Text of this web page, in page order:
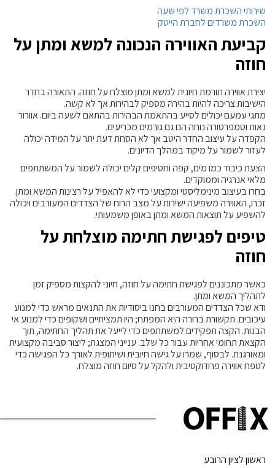
שירותי השכרת משרד לפי שעה
השכרת משרדים לחברת הייטק
קביעת האווירה הנכונה למשא ומתן על
חוזה
יצירת אווירה תורמת חיונית למשא ומתן מוצלח על חוזה. התאורה בחדר
הישיבות צריכה להיות בהירה מספיק לבהירות אך לא קשה.
מתגי עמעם יכולים לסייע בהתאמת הבהירות בהתאם לשעה ביום. אוורור
נאות וטמפרטורה נוחה הם גם גורמים מכריעים.
הקפדה על עיצוב החדר היטב אך לא הסחת דעת יתר על המידה יכולה
לעזור לשמור על מיקוד במהלך הדיונים.
הצעת כיבוד כמו מים, קפה וחטיפים קלים יכולה לשמור על המשתתפים
מלאי אנרגיה וממוקדים.
בחרו בעיצוב מינימליסטי ומקצועי כדי לא להאפיל על רצינות המשא ומתן.
זכרו, האווירה משפיעה ישירות על מצב הרוח של הצדדים המעורבים ויכולה
להשפיע על תוצאות המשא ומתן באופן משמעותי.
טיפים לפגישת חתימה מוצלחת על
חוזה
כאשר מתכוננים לפגישת חתימה על חוזה, חיוני להקצות מספיק זמן
לתהליך המשא ומתן.
ודא שכל הצדדים המעורבים בחנו ביסודיות את התנאים מראש כדי למנוע
עיכובים. תקשורת ברורה היא המפתח; היו תמציתיים ושקופים כדי למנוע אי
הבנות. הקצה תפקידים למשתתפים כדי לייעל את תהליך החתימה, תוך
הקצאת תחומי אחריות עבור כל שלב. ענייני המצגת; ליצור סביבה מקצועית
ומאורגנת. לבסוף, שמרו על גישה חיובית ושיתופית לאורך כל הפגישה כדי
לטפח אווירה פרודוקטיבית ולהקל על סיום חוזה מוצלח.
ראשון לציון הרובע